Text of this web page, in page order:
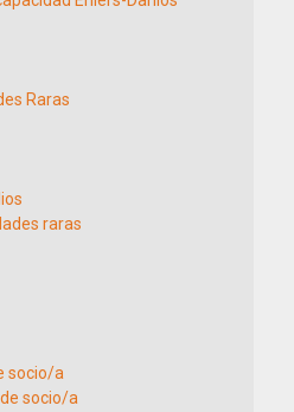
Raras
raras
socio/a
socio/a